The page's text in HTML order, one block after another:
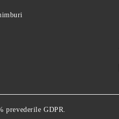
prevederile GDPR.